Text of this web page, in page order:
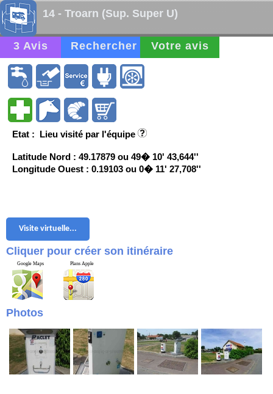
14 - Troarn (Sup. Super U)
3 Avis Rechercher Votre avis
Etat : Lieu visité par l'équipe
Latitude Nord : 49.17879 ou 49� 10' 43,644''
Longitude Ouest : 0.19103 ou 0� 11' 27,708''
Visite virtuelle...
Cliquer pour créer son itinéraire
Google Maps Plans Apple
Photos